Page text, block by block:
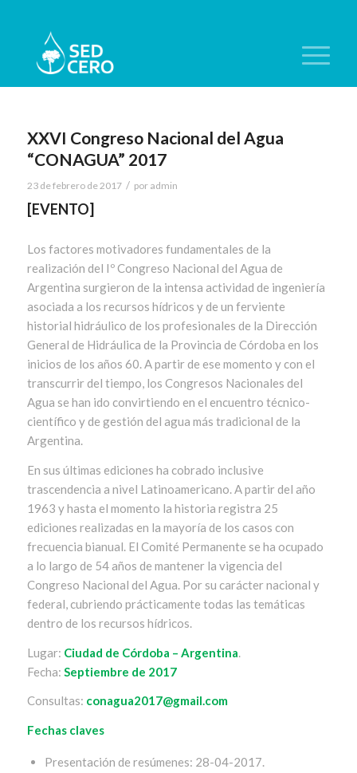
XXVI Congreso Nacional del Agua
“CONAGUA” 2017
23 de febrero de 2017 / por admin
[EVENTO]
Los factores motivadores fundamentales de la
realización del Iº Congreso Nacional del Agua de
Argentina surgieron de la intensa actividad de ingeniería
asociada a los recursos hídricos y de un ferviente
historial hidráulico de los profesionales de la Dirección
General de Hidráulica de la Provincia de Córdoba en los
inicios de los años 60. A partir de ese momento y con el
transcurrir del tiempo, los Congresos Nacionales del
Agua se han ido convirtiendo en el encuentro técnico-
científico y de gestión del agua más tradicional de la
Argentina.
En sus últimas ediciones ha cobrado inclusive
trascendencia a nivel Latinoamericano. A partir del año
1963 y hasta el momento la historia registra 25
ediciones realizadas en la mayoría de los casos con
frecuencia bianual. El Comité Permanente se ha ocupado
a lo largo de 54 años de mantener la vigencia del
Congreso Nacional del Agua. Por su carácter nacional y
federal, cubriendo prácticamente todas las temáticas
dentro de los recursos hídricos.
Lugar: Ciudad de Córdoba – Argentina
Fecha: Septiembre de 2017
Consultas: conagua2017@gmail.com
Fechas claves
Presentación de resúmenes: 28-04-2017.